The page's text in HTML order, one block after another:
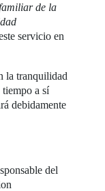
de la
servicio en
la tranquilidad
tiempo a sí
debidamente
del